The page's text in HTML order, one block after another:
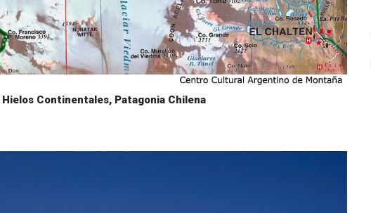
Continentales, Patagonia Chilena